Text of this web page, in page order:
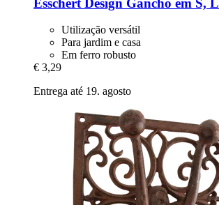
Utilização versátil
Para jardim e casa
Em ferro robusto
€ 3,29
Entrega até 19. agosto